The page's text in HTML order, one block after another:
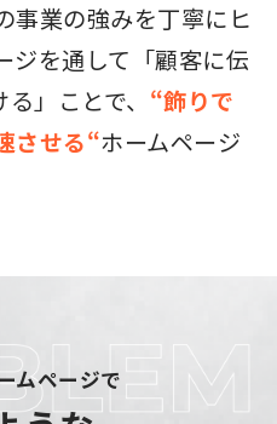
事業の強みを丁寧にヒ
ジを通して「顧客に伝
」ことで、 “飾りで
させる“ホームページ
ムページで